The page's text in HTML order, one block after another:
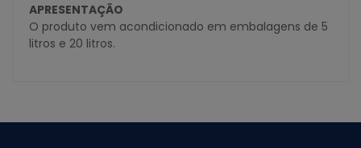
APRESENTAÇÃO
O produto vem acondicionado em embalagens de 5
litros e 20 litros.